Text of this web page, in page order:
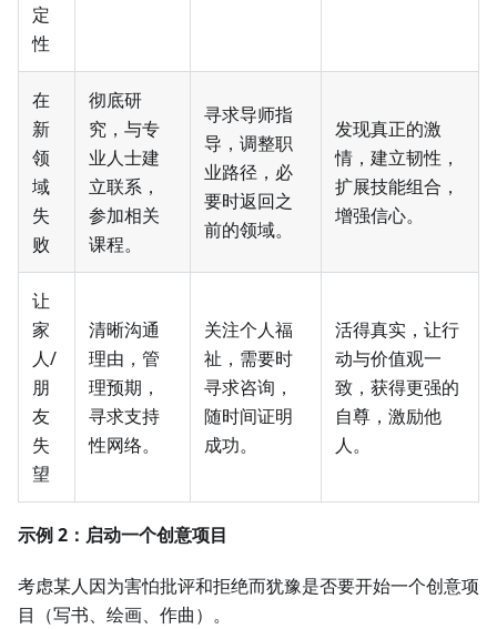
定
性
在
新
领
域
失
败
彻底研
究，与专
业人士建
立联系，
参加相关
课程。
寻求导师指
导，调整职
业路径，必
要时返回之
前的领域。
发现真正的激
情，建立韧性，
扩展技能组合，
增强信心。
让
家
人/
朋
友
失
望
清晰沟通
理由，管
理预期，
寻求支持
性网络。
关注个人福
祉，需要时
寻求咨询，
随时间证明
成功。
活得真实，让行
动与价值观一
致，获得更强的
自尊，激励他
人。
示例 2：启动一个创意项目
考虑某人因为害怕批评和拒绝而犹豫是否要开始一个创意项
目（写书、绘画、作曲）。